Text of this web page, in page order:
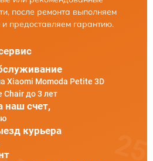
после ремонта выполняем
предоставляем гарантию.
Xiaomi Momoda Petite 3D
Chair до 3 лет
наш счет,
курьера